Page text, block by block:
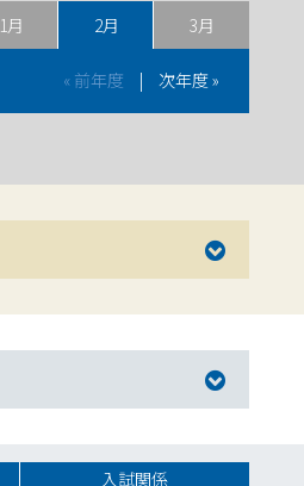
1月 2月 3月
« 前年度 | 次年度 »
入試関係